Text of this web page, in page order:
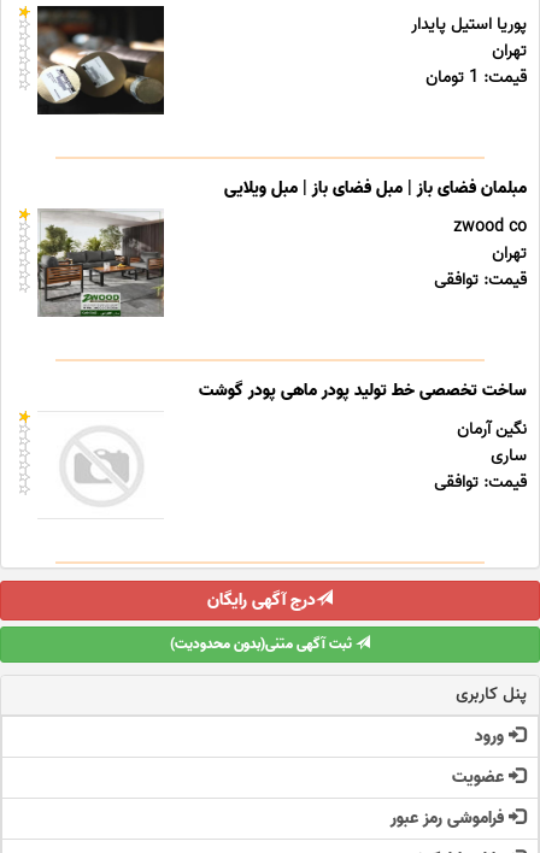
پوریا استیل پایدار
تهران
قیمت: 1 تومان
مبلمان فضای باز | مبل فضای باز | مبل ویلایی
zwood co
تهران
قیمت: توافقی
ساخت تخصصی خط تولید پودر ماهی پودر گوشت
نگین آرمان
ساری
قیمت: توافقی
درج آگهی رایگان
ثبت آگهی متنی(بدون محدودیت)
پنل کاربری
ورود
عضویت
فراموشی رمز عبور